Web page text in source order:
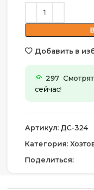
Добавить в
297
сейчас!
Артикул: ДС-324
Категория:
Поделиться: